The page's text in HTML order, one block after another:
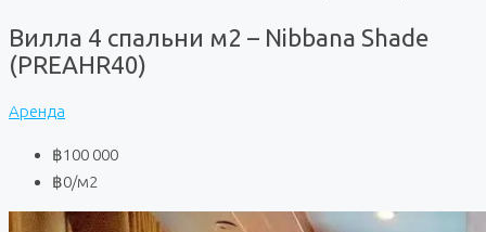
Вилла 4 спальни м2 – Nibbana Shade
(PREAHR40)
Аренда
฿100 000
฿0/м2